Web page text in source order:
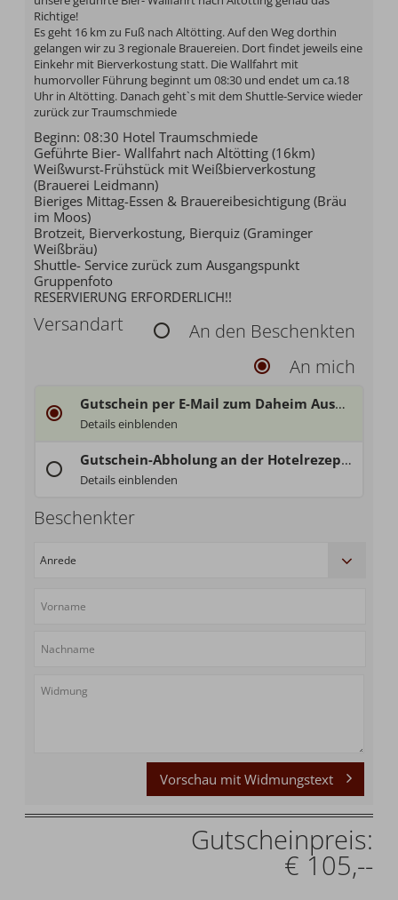
Richtige!
Es geht 16 km zu Fuß nach Altötting. Auf den Weg dorthin
gelangen wir zu 3 regionale Brauereien. Dort findet jeweils eine
Einkehr mit Bierverkostung statt. Die Wallfahrt mit
humorvoller Führung beginnt um 08:30 und endet um ca.18
Uhr in Altötting. Danach geht`s mit dem Shuttle-Service wieder
zurück zur Traumschmiede
Beginn: 08:30 Hotel Traumschmiede
Geführte Bier- Wallfahrt nach Altötting (16km)
Weißwurst-Frühstück mit Weißbierverkostung
(Brauerei Leidmann)
Bieriges Mittag-Essen & Brauereibesichtigung (Bräu
im Moos)
Brotzeit, Bierverkostung, Bierquiz (Graminger
Weißbräu)
Shuttle- Service zurück zum Ausgangspunkt
Gruppenfoto
RESERVIERUNG ERFORDERLICH!!
Versandart
An den Beschenkten
An mich
Gutschein per E-Mail zum Daheim Ausdrucken
Details einblenden
Vorsicht: beiWaren aus dem Raspl-Shop ist diese Gutschein-Abholung an der Hotelrezeption - bitte Öffnungszeiten beachten!
Details einblenden
Öffnungszeiten:
Beschenkter
Vorschau mit Widmungstext
Gutscheinpreis:
€ 105,--